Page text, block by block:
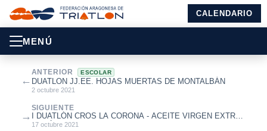
CALENDARIO
MENÚ
←
ANTERIOR ESCOLAR
DUATLON JJ.EE. HOJAS MUERTAS DE MONTALBÁN
2 octubre 2021
SIGUIENTE
I DUATLÓN CROS LA CORONA - ACEITE VIRGEN EXTRA
ANSÓ
17 octubre 2021
→